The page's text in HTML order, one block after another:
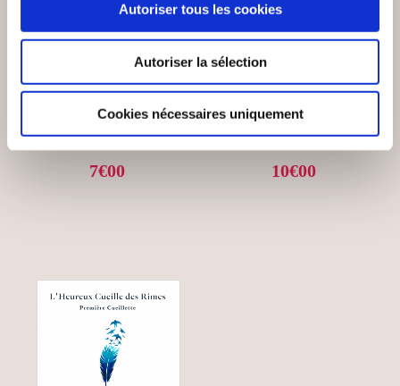
Autoriser tous les cookies
Autoriser la sélection
Cookies nécessaires uniquement
(0 avis)
TIMON
SQUARE ST-
Poésies
7€00
Simon-Adjid Pesenti
AD APOLOGUM
Poésies
10€00